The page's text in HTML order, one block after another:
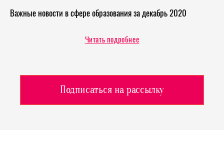
Важные новости в сфере образования за декабрь 2020
Читать подробнее
Подписаться на рассылку